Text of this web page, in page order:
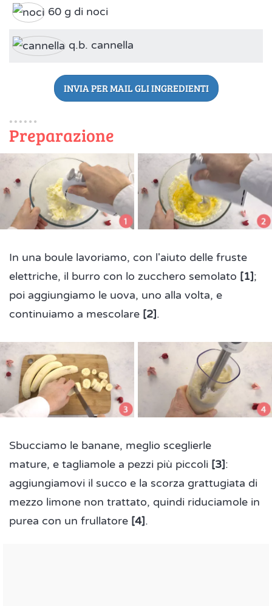
60 g di noci
q.b. cannella
INVIA PER MAIL GLI INGREDIENTI
Preparazione
In una boule lavoriamo, con l'aiuto delle fruste
elettriche, il burro con lo zucchero semolato [1];
poi aggiungiamo le uova, uno alla volta, e
continuiamo a mescolare [2].
Sbucciamo le banane, meglio sceglierle
mature, e tagliamole a pezzi più piccoli [3]:
aggiungiamovi il succo e la scorza grattugiata di
mezzo limone non trattato, quindi riduciamole in
purea con un frullatore [4].